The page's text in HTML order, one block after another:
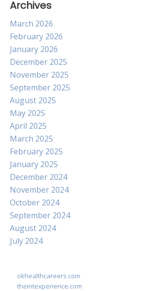
Archives
March 2026
February 2026
January 2026
December 2025
November 2025
September 2025
August 2025
May 2025
April 2025
March 2025
February 2025
January 2025
December 2024
November 2024
October 2024
September 2024
August 2024
July 2024
okhealthcareers.com
theintexperience.com